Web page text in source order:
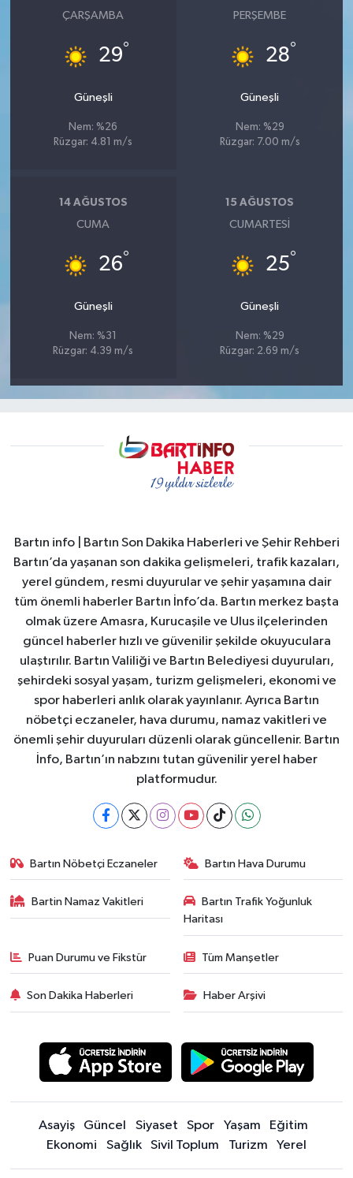
ÇARŞAMBA
29°
Güneşli
Nem: %26
Rüzgar: 4.81 m/s
PERŞEMBE
28°
Güneşli
Nem: %29
Rüzgar: 7.00 m/s
14 AĞUSTOS
CUMA
26°
Güneşli
Nem: %31
Rüzgar: 4.39 m/s
15 AĞUSTOS
CUMARTESI
25°
Güneşli
Nem: %29
Rüzgar: 2.69 m/s
Bartın info | Bartın Son Dakika Haberleri ve Şehir Rehberi
Bartın’da yaşanan son dakika gelişmeleri, trafik kazaları,
yerel gündem, resmi duyurular ve şehir yaşamına dair
tüm önemli haberler Bartın İnfo’da. Bartın merkez başta
olmak üzere Amasra, Kurucaşile ve Ulus ilçelerinden
güncel haberler hızlı ve güvenilir şekilde okuyuculara
ulaştırılır. Bartın Valiliği ve Bartın Belediyesi duyuruları,
şehirdeki sosyal yaşam, turizm gelişmeleri, ekonomi ve
spor haberleri anlık olarak yayınlanır. Ayrıca Bartın
nöbetçi eczaneler, hava durumu, namaz vakitleri ve
önemli şehir duyuruları düzenli olarak güncellenir. Bartın
İnfo, Bartın’ın nabzını tutan güvenilir yerel haber
platformudur.
Bartın Nöbetçi Eczaneler Bartın Hava Durumu
Bartin Namaz Vakitleri
Bartın Trafik Yoğunluk
Haritası
Puan Durumu ve Fikstür Tüm Manşetler
Son Dakika Haberleri Haber Arşivi
Asayiş Güncel Siyaset Spor Yaşam
Eğitim
Ekonomi
Sağlık Sivil Toplum Turizm Yerel